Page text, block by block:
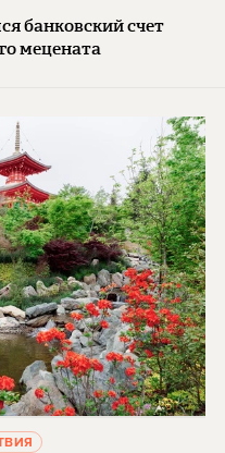
банковский счет
мецената